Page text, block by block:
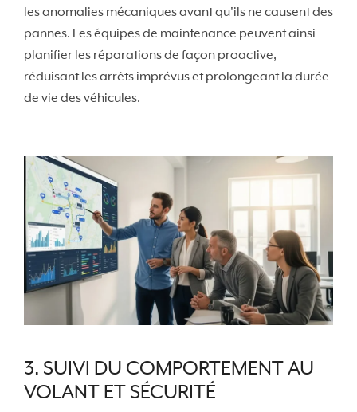
les anomalies mécaniques avant qu'ils ne causent des
pannes. Les équipes de maintenance peuvent ainsi
planifier les réparations de façon proactive,
réduisant les arrêts imprévus et prolongeant la durée
de vie des véhicules.
3. SUIVI DU COMPORTEMENT AU
VOLANT ET SÉCURITÉ